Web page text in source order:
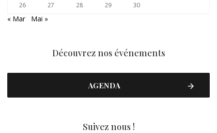
26 27 28 29 30
« Mar Mai »
Découvrez nos événements
AGENDA
Suivez nous !